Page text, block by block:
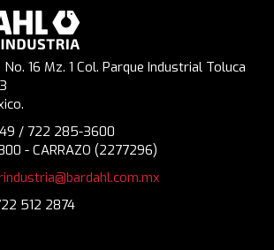
16 Mz. 1 Col. Parque Industrial Toluca
/ 722 285-3600
- CARRAZO (2277296)
512 2874